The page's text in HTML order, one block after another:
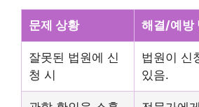
문제 상황 해결/예방
잘못된 법원에 신
청 시
법원이 신
있음.